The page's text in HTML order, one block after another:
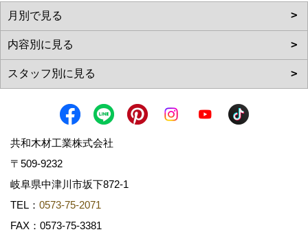
共和木材工業株式会社
〒509-9232
岐阜県中津川市坂下872‐1
TEL： 0573-75-2071
FAX：0573-75-3381